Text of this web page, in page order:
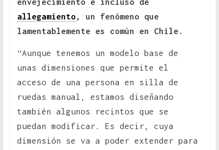
envejecimiento e incluso de
allegamiento, un fenómeno que
lamentablemente es común en Chile.
“Aunque tenemos un modelo base de
unas dimensiones que permite el
acceso de una persona en silla de
ruedas manual, estamos diseñando
también algunos recintos que se
puedan modificar. Es decir, cuya
dimensión se va a poder extender para